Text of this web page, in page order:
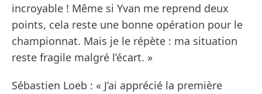
incroyable ! Même si Yvan me reprend deux
points, cela reste une bonne opération pour le
championnat. Mais je le répète : ma situation
reste fragile malgré l’écart. »
Sébastien Loeb : « J’ai apprécié la première